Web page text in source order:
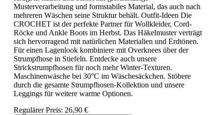
Musterverarbeitung und formstabiles Material, das auch nach
mehreren Wäschen seine Struktur behält. Outfit-Ideen Die
CROCHET ist der perfekte Partner für Wollkleider, Cord-
Röcke und Ankle Boots im Herbst. Das Häkelmuster verträgt
sich hervorragend mit natürlichen Materialien und Erdtönen.
Für einen Lagenlook kombiniere mit Overknees über der
Strumpfhose in Stiefeln. Entdecke auch unsere
Strickstrumpfhosen für noch mehr Winter-Texturen.
Maschinenwäsche bei 30°C im Wäschesäckchen. Stöbere
durch die gesamte Strumpfhosen-Kollektion und unsere
Leggings für weitere warme Optionen.
Regulärer Preis: 26,90 €